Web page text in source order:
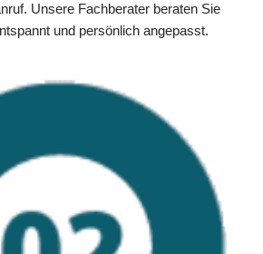
Unsere Fachberater beraten Sie
und persönlich angepasst.